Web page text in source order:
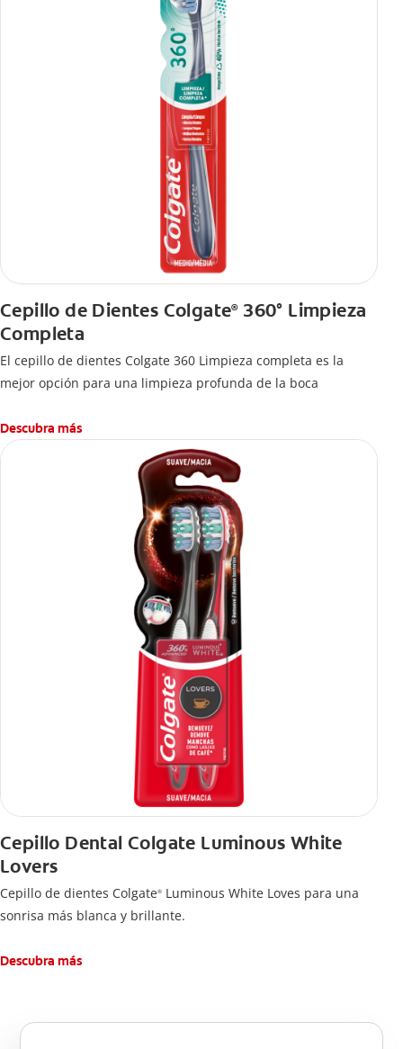
Cepillo de Dientes Colgate®360° Limpieza
Completa
El cepillo de dientes Colgate 360 Limpieza completa es la
mejor opción para una limpieza profunda de la boca
Descubra más
Cepillo Dental Colgate Luminous White
Lovers
Cepillo de dientes Colgate® Luminous White Loves para una
sonrisa más blanca y brillante.
Descubra más